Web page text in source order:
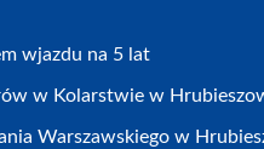
wjazdu na 5 lat
w Kolarstwie w
Warszawskiego w